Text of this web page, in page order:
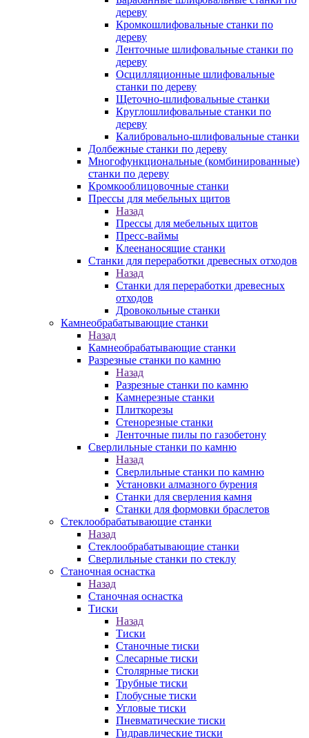
дереву
Кромкошлифовальные станки по
дереву
Ленточные шлифовальные станки по
дереву
Осцилляционные шлифовальные
станки по дереву
Щеточно-шлифовальные станки
Круглошлифовальные станки по
дереву
Калибровально-шлифовальные станки
Долбежные станки по дереву
Многофункциональные (комбинированные)
станки по дереву
Кромкооблицовочные станки
Прессы для мебельных щитов
Назад
Прессы для мебельных щитов
Пресс-ваймы
Клеенаносящие станки
Станки для переработки древесных отходов
Назад
Станки для переработки древесных
отходов
Дровокольные станки
Камнеобрабатывающие станки
Назад
Камнеобрабатывающие станки
Разрезные станки по камню
Назад
Разрезные станки по камню
Камнерезные станки
Плиткорезы
Стенорезные станки
Ленточные пилы по газобетону
Сверлильные станки по камню
Назад
Сверлильные станки по камню
Установки алмазного бурения
Станки для сверления камня
Станки для формовки браслетов
Стеклообрабатывающие станки
Назад
Стеклообрабатывающие станки
Сверлильные станки по стеклу
Станочная оснастка
Назад
Станочная оснастка
Тиски
Назад
Тиски
Станочные тиски
Слесарные тиски
Столярные тиски
Трубные тиски
Глобусные тиски
Угловые тиски
Пневматические тиски
Гидравлические тиски